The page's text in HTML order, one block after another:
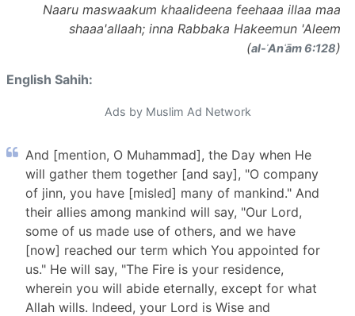
Naaru maswaakum khaalideena feehaaa illaa maa
shaaa'allaah; inna Rabbaka Hakeemun 'Aleem
(al-ʾAnʿām 6:128)
English Sahih:
Ads by Muslim Ad Network
And [mention, O Muhammad], the Day when He
will gather them together [and say], "O company
of jinn, you have [misled] many of mankind." And
their allies among mankind will say, "Our Lord,
some of us made use of others, and we have
[now] reached our term which You appointed for
us." He will say, "The Fire is your residence,
wherein you will abide eternally, except for what
Allah wills. Indeed, your Lord is Wise and